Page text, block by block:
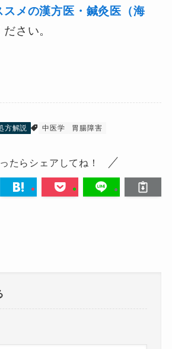
スメの漢方医・鍼灸医（海
さい。
方解説 中医学 胃腸障害
たらシェアしてね！